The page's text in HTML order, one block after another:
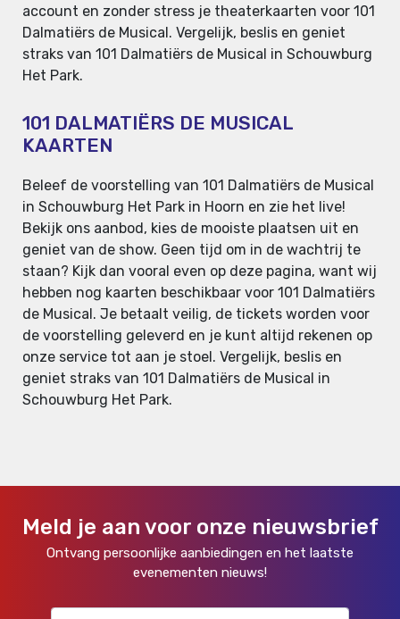
account en zonder stress je theaterkaarten voor 101
Dalmatiërs de Musical. Vergelijk, beslis en geniet
straks van 101 Dalmatiërs de Musical in Schouwburg
Het Park.
101 DALMATIËRS DE MUSICAL
KAARTEN
Beleef de voorstelling van 101 Dalmatiërs de Musical
in Schouwburg Het Park in Hoorn en zie het live!
Bekijk ons aanbod, kies de mooiste plaatsen uit en
geniet van de show. Geen tijd om in de wachtrij te
staan? Kijk dan vooral even op deze pagina, want wij
hebben nog kaarten beschikbaar voor 101 Dalmatiërs
de Musical. Je betaalt veilig, de tickets worden voor
de voorstelling geleverd en je kunt altijd rekenen op
onze service tot aan je stoel. Vergelijk, beslis en
geniet straks van 101 Dalmatiërs de Musical in
Schouwburg Het Park.
Meld je aan voor onze nieuwsbrief
Ontvang persoonlijke aanbiedingen en het laatste
evenementen nieuws!